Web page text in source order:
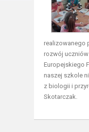
realizowanego
rozwój
Europejskiego
naszej szkole
z biologii i
Skotarczak.